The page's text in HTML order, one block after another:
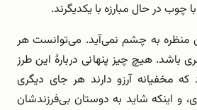
در حال مبارزه با یکدیگرند.
منظره به چشم نمی‌آید. می‌توانست هر
باشد. هیچ چیز پنهانی دربارۀ این طرز
که مخفیانه آرزو دارند هر جای دیگری
و اینکه شاید به دوستان بی‌فرزندشان